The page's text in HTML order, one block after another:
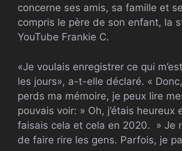
concerne ses amis, sa famille et
compris le père de son enfant, la
YouTube Frankie C.
«Je voulais enregistrer ce qui
les jours», a-t-elle déclaré. «
perds ma mémoire, je peux lire
pouvais voir: » Oh, j’étais heureux
faisais cela et cela en 2020. » Je
de faire rire les gens. Parfois, je